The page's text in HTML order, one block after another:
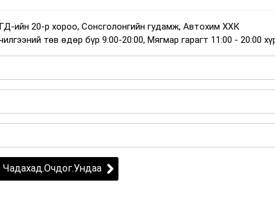
ийн 20-р хороо, Сонсголонгийн гудамж, Автохим ХХК
төв өдөр бүр 9:00-20:00, Мягмар гарагт 11:00 - 20:00
Чадахад.Очдог.Ундаа